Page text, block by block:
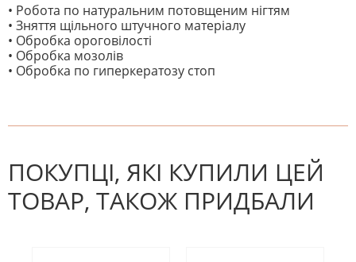
• Робота по натуральним потовщеним нігтям
• Зняття щільного штучного матеріалу
• Обробка ороговілості
• Обробка мозолів
• Обробка по гиперкератозу стоп
На даний час немає відгуків. Ви
ПОКУПЦІ, ЯКІ КУПИЛИ ЦЕЙ
ТОВАР, ТАКОЖ ПРИДБАЛИ